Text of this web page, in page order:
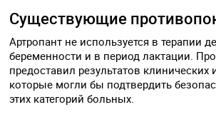
Существующие
Артропант не используется в терапии
беременности и в период лактации.
предоставил результатов клинических
которые могли бы подтвердить
этих категорий больных.